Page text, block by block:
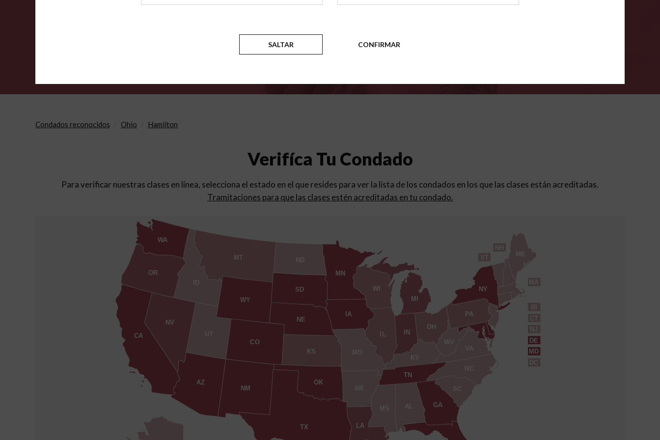
Condados reconocidos Ohio Hamilton
Verifíca Tu Condado
Para verificar nuestras clases en línea, selecciona el estado en el que resides para ver la lista de los condados en los que las clases están acreditadas.
Tramitaciones para que las clases estén acreditadas en tu condado.
AL
AZ
AR
CA
CO
CT
DE
DC
GA
ID
IN
IA
KS
KY
LA
ME
MD
MA
MI
MN
MS
MO
MT
NE
NV
NH
NJ
NM
NY
NC
ND
OH
OK
OR
PA
RI
SC
SD
TN
TX
UT
VT
VA
WA
WV
WI
WY
SALTAR CONFIRMAR